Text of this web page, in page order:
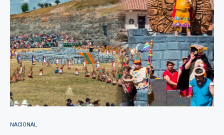
NACIONAL